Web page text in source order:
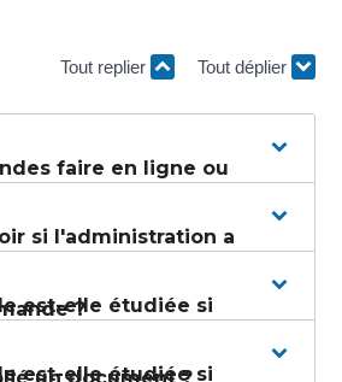
Tout replier Tout déplier
faire en ligne ou
si l'administration a
?
est-elle étudiée si
un document ?
est-elle étudiée si